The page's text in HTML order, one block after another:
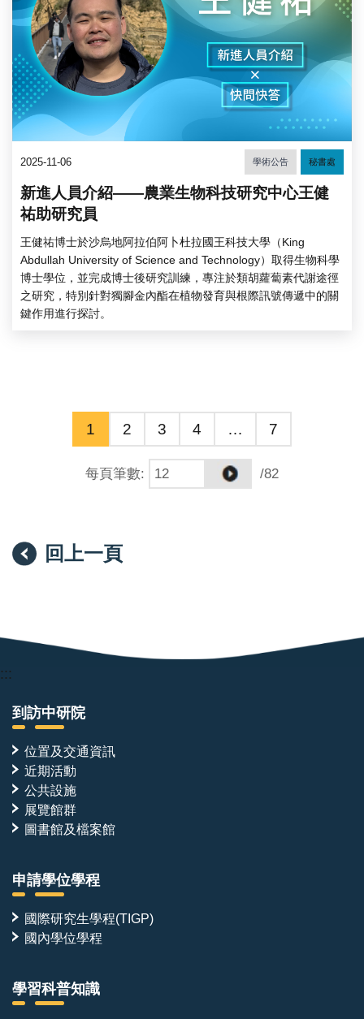
2025-11-06 學術公告 秘書處
新進人員介紹——農業生物科技研究中心王健
祐助研究員
王健祐博士於沙烏地阿拉伯阿卜杜拉國王科技大學（King
Abdullah University of Science and Technology）取得生物科學
博士學位，並完成博士後研究訓練，專注於類胡蘿蔔素代謝途徑
之研究，特別針對獨腳金內酯在植物發育與根際訊號傳遞中的關
鍵作用進行探討。
1 2 3 4 … 7
每頁筆數: /82
回上一頁
:::
到訪中研院
位置及交通資訊
近期活動
公共設施
展覽館群
圖書館及檔案館
申請學位學程
國際研究生學程(TIGP)
國內學位學程
學習科普知識